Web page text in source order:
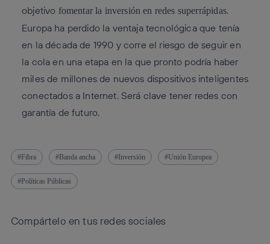
objetivo fomentar la inversión en redes superrápidas.
Europa ha perdido la ventaja tecnológica que tenía
en la década de 1990 y corre el riesgo de seguir en
la cola en una etapa en la que pronto podría haber
miles de millones de nuevos dispositivos inteligentes
conectados a Internet. Será clave tener redes con
garantía de futuro.
Fibra Banda ancha Inversión Unión Europea
Políticas Públicas
Compártelo en tus redes sociales